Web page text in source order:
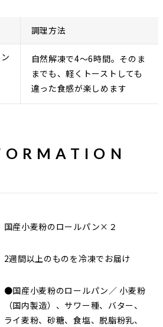
調理方法
自然解凍で4～6時間。そのま
までも、軽くトーストしても
違った食感が楽しめます
国産小麦粉のロールパン×２
2週間以上のものを冷凍でお届け
●国産小麦粉のロールパン／ 小麦粉
（国内製造）、サワー種、バター、
ライ麦粉、砂糖、食塩、脱脂粉乳、